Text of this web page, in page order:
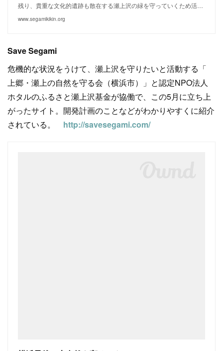
残り、貴重な文化的遺跡も散在する瀬上沢の緑を守っていくため活…
www.segamikikin.org
Save Segami
危機的な状況をうけて、瀬上沢を守りたいと活動する「
上郷・瀬上の自然を守る会（横浜市）」と認定NPO法人
ホタルのふるさと瀬上沢基金が協働で、この5月に立ち上
がったサイト。開発計画のことなどがわかりやすくに紹介
されている。 http://savesegami.com/